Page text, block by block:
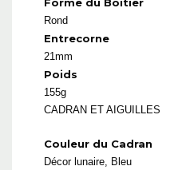
Rond
Entrecorne
21mm
Poids
155g
CADRAN ET AIGUILLES
Couleur du Cadran
Décor lunaire, Bleu